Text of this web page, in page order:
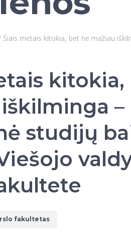
Šiais metais kitokia, bet ne mažiau
–
studijų
fakultetas